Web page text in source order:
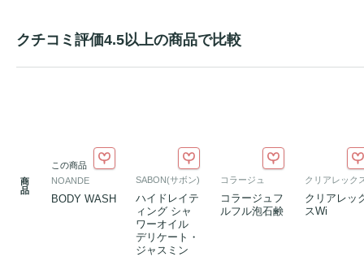
を想う「10のフリー処方」
デリケートな肌の方にも毎日心地よくお使いいただけるよ
う、徹底した無添加処方を追求しました。
料、パラベン、紫外線吸収剤はすべて不使用。
安心の日本製（Made in Japan）です。
クチコミ評価4.5以上の商品で比較
商
品
この商品
NOANDE
BODY WASH
SABON(サボン)
ハイドレイテ
ィング シャ
ワーオイル
デリケート・
ジャスミン
コラージュ
コラージュフ
ルフル泡石鹸
クリアレック
クリアレッ
スWi